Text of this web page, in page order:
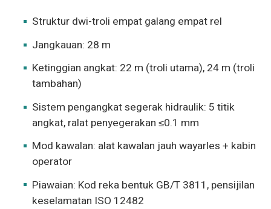
Struktur dwi-troli empat galang empat rel
Jangkauan: 28 m
Ketinggian angkat: 22 m (troli utama), 24 m (troli
tambahan)
Sistem pengangkat segerak hidraulik: 5 titik
angkat, ralat penyegerakan ≤0.1 mm
Mod kawalan: alat kawalan jauh wayarles + kabin
operator
Piawaian: Kod reka bentuk GB/T 3811, pensijilan
keselamatan ISO 12482